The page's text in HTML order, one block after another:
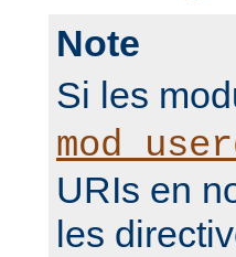
Note
Si les
URIs en
les